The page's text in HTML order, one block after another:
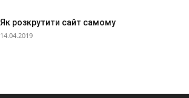
Як розкрутити сайт самому
14.04.2019